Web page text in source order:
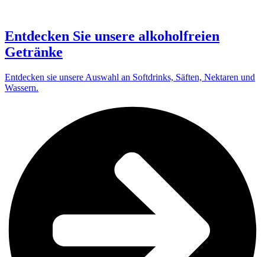
Entdecken Sie unsere alkoholfreien
Getränke
Entdecken sie unsere Auswahl an Softdrinks, Säften, Nektaren und
Wassern.